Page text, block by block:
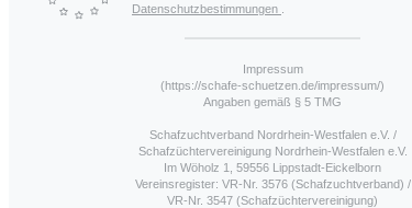
Datenschutzbestimmungen
Impressum
(https://schafe-schuetzen.de/impressum/)
Angaben gemäß § 5 TMG
Schafzuchtverband Nordrhein-Westfalen e.V. /
Schafzüchtervereinigung Nordrhein-Westfalen e.V.
Im Wöholz 1, 59556 Lippstadt-Eickelborn
Vereinsregister: VR-Nr. 3576 (Schafzuchtverband) /
VR-Nr. 3547 (Schafzüchtervereinigung)